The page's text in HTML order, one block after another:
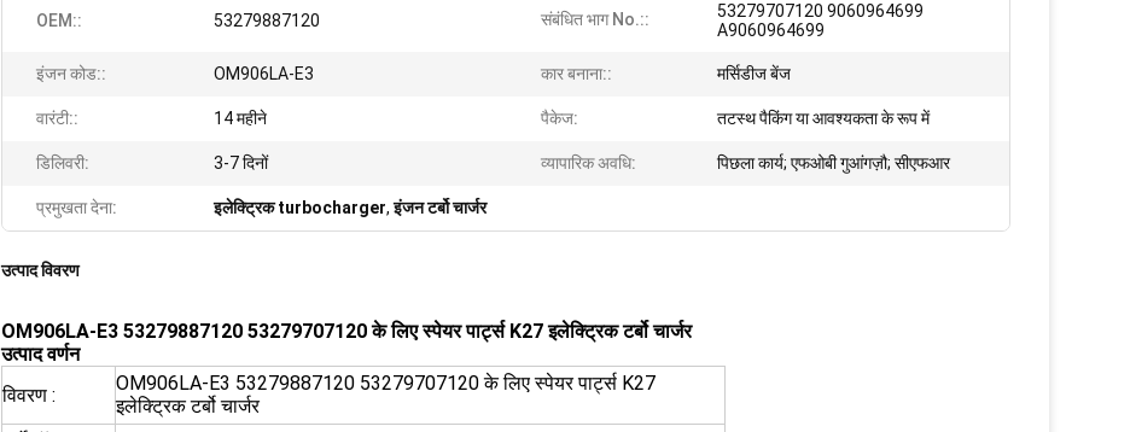
OEM:: 53279887120 संबंधित भाग No.::
53279707120 9060964699
A9060964699
इंजन कोड:: OM906LA-E3 कार बनाना:: मर्सिडीज बेंज
वारंटी:: 14 महीने पैकेज: तटस्थ पैकिंग या आवश्यकता के रूप में
डिलिवरी: 3-7 दिनों व्यापारिक अवधि: पिछला कार्य; एफओबी गुआंगज़ौ; सीएफआर
प्रमुखता देना: इलेक्ट्रिक turbocharger,इंजन टर्बो चार्जर
उत्पाद विवरण
OM906LA-E3 53279887120 53279707120 के लिए स्पेयर पार्ट्स K27 इलेक्ट्रिक टर्बो चार्जर
उत्पाद वर्णन
विवरण :
OM906LA-E3 53279887120 53279707120 के लिए स्पेयर पार्ट्स K27
इलेक्ट्रिक टर्बो चार्जर